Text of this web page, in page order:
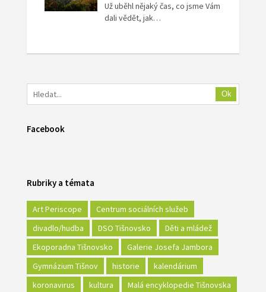
Už uběhl nějaký čas, co jsme Vám
dali vědět, jak…
Ok
Facebook
Rubriky a témata
Art Periscope
Centrum sociálních služeb
divadlo/hudba
DSO Tišnovsko
Děti a mládež
Ekoporadna Tišnovsko
Galerie Josefa Jambora
Gymnázium Tišnov
historie
kalendárium
koronavirus
kultura
Malá encyklopedie Tišnovska